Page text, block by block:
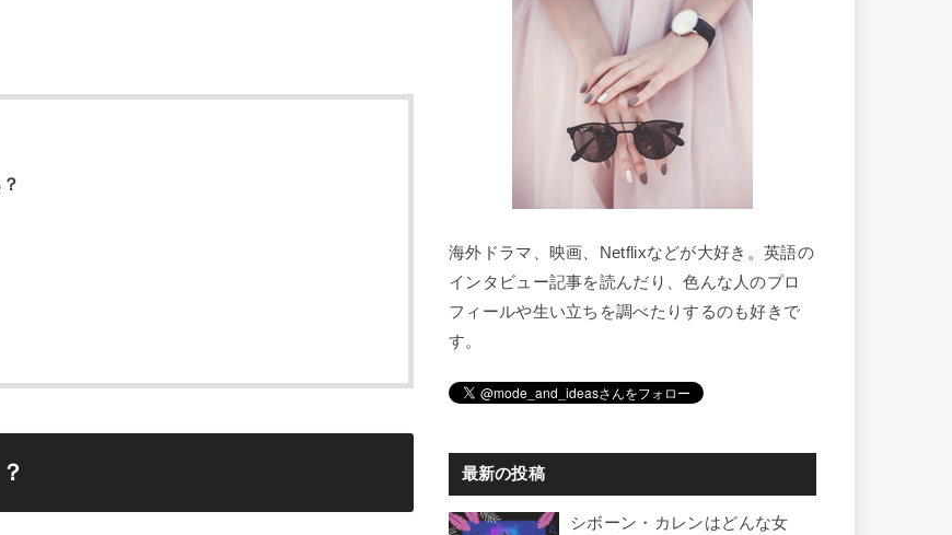
海外ドラマ、映画、Netflixなどが大好き。英語の
インタビュー記事を読んだり、色んな人のプロ
フィールや生い立ちを調べたりするのも好きで
す。
最新の投稿
シボーン・カレンはどんな女